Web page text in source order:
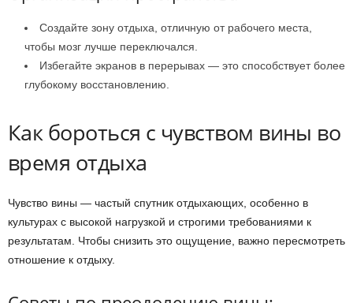
Создайте зону отдыха, отличную от рабочего места,
чтобы мозг лучше переключался.
Избегайте экранов в перерывах — это способствует более
глубокому восстановлению.
Как бороться с чувством вины во
время отдыха
Чувство вины — частый спутник отдыхающих, особенно в
культурах с высокой нагрузкой и строгими требованиями к
результатам. Чтобы снизить это ощущение, важно пересмотреть
отношение к отдыху.